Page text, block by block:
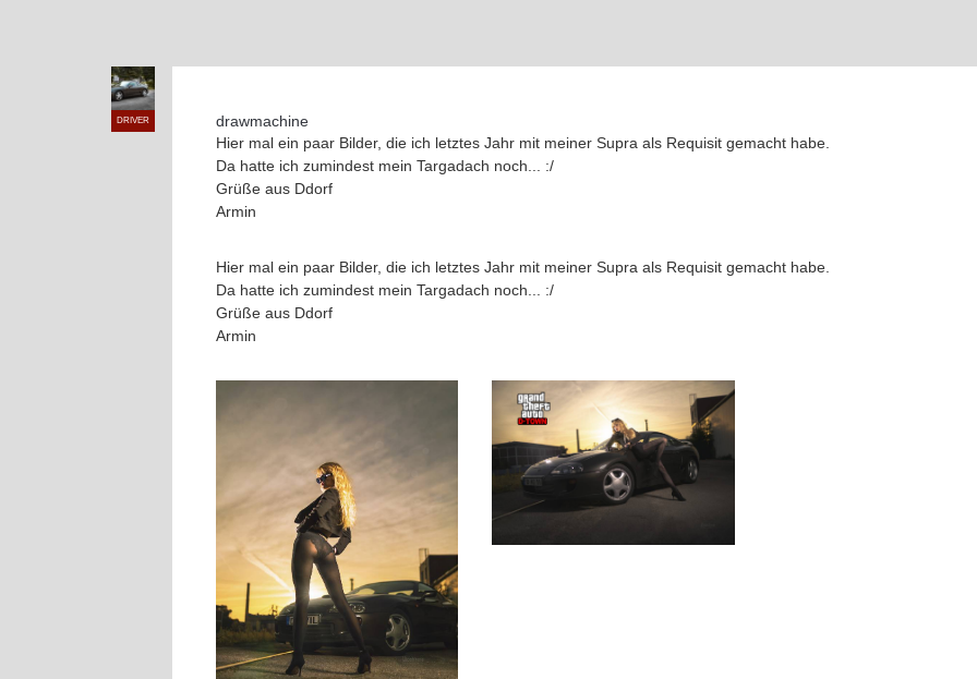
DRIVER
drawmachine
Hier mal ein paar Bilder, die ich letztes Jahr mit meiner Supra als Requisit gemacht habe.
Da hatte ich zumindest mein Targadach noch... :/
Grüße aus Ddorf
Armin
Hier mal ein paar Bilder, die ich letztes Jahr mit meiner Supra als Requisit gemacht habe.
Da hatte ich zumindest mein Targadach noch... :/
Grüße aus Ddorf
Armin